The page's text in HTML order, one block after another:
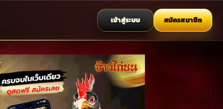
เข้าสู่ระบบ สมัครสมาชิก